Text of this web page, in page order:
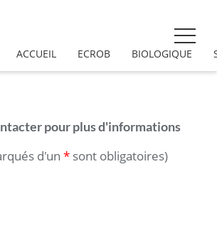
ACCUEIL ECROB BIOLOGIQUE
pour plus d'informations
d'un * sont obligatoires)